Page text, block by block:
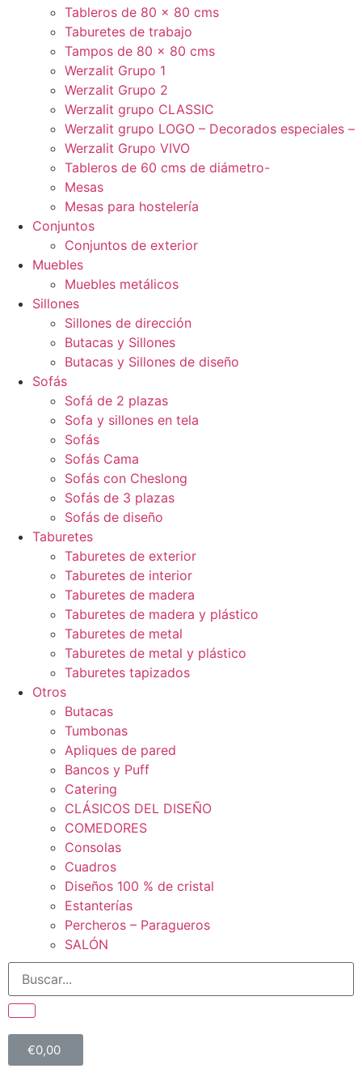
Tableros de 80 x 80 cms
Taburetes de trabajo
Tampos de 80 x 80 cms
Werzalit Grupo 1
Werzalit Grupo 2
Werzalit grupo CLASSIC
Werzalit grupo LOGO – Decorados especiales –
Werzalit Grupo VIVO
Tableros de 60 cms de diámetro-
Mesas
Mesas para hostelería
Conjuntos
Conjuntos de exterior
Muebles
Muebles metálicos
Sillones
Sillones de dirección
Butacas y Sillones
Butacas y Sillones de diseño
Sofás
Sofá de 2 plazas
Sofa y sillones en tela
Sofás
Sofás Cama
Sofás con Cheslong
Sofás de 3 plazas
Sofás de diseño
Taburetes
Taburetes de exterior
Taburetes de interior
Taburetes de madera
Taburetes de madera y plástico
Taburetes de metal
Taburetes de metal y plástico
Taburetes tapizados
Otros
Butacas
Tumbonas
Apliques de pared
Bancos y Puff
Catering
CLÁSICOS DEL DISEÑO
COMEDORES
Consolas
Cuadros
Diseños 100 % de cristal
Estanterías
Percheros – Paragueros
SALÓN
€0,00